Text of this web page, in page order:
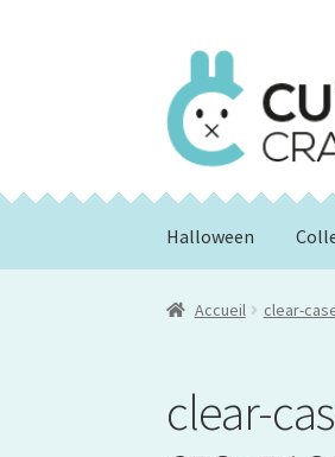
Aller
à
la
navigation
Aller
au
contenu
Halloween
Accueil clear-
clear-